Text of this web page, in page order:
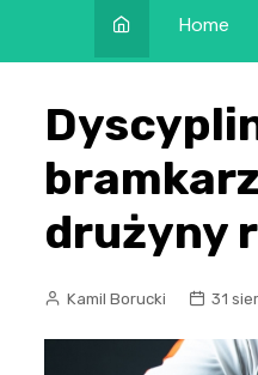
Home
drużyny
Kamil Borucki 31